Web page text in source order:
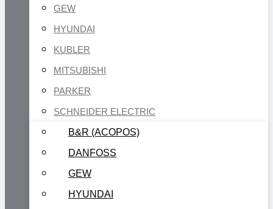
GEW
HYUNDAI
KUBLER
MITSUBISHI
PARKER
SCHNEIDER ELECTRIC
B&R (ACOPOS)
DANFOSS
GEW
HYUNDAI